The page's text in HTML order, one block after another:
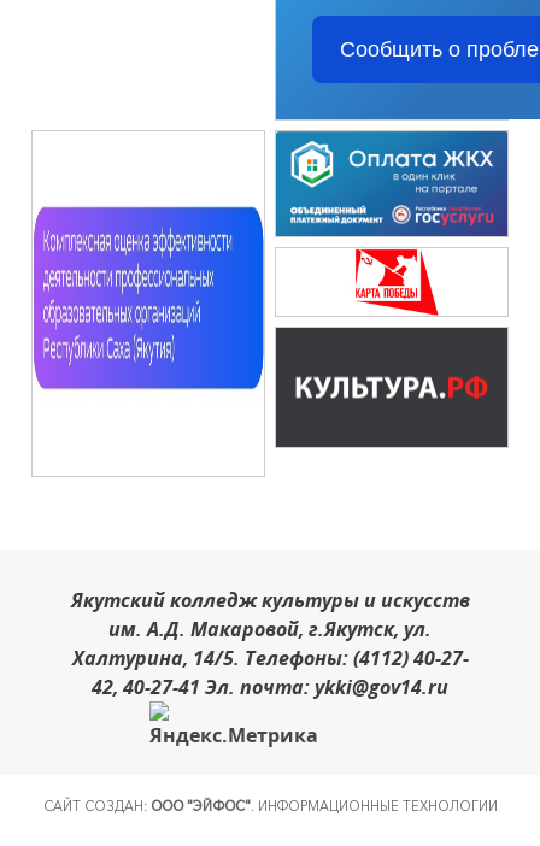
Сообщить о
Якутский колледж культуры и искусств
им. А.Д. Макаровой, г.Якутск, ул.
Халтурина, 14/5. Телефоны: (4112) 40-27-
42, 40-27-41 Эл. почта: ykki@gov14.ru
САЙТ СОЗДАН: ООО "ЭЙФОС". ИНФОРМАЦИОННЫЕ ТЕХНОЛОГИИ